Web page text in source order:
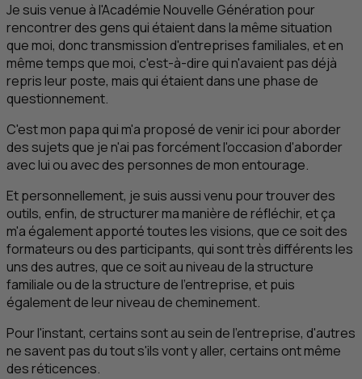
Je suis venue à l'Académie Nouvelle Génération pour
rencontrer des gens qui étaient dans la même situation
que moi, donc transmission d'entreprises familiales, et en
même temps que moi, c'est-à-dire qui n'avaient pas déjà
repris leur poste, mais qui étaient dans une phase de
questionnement.
C'est mon papa qui m'a proposé de venir ici pour aborder
des sujets que je n'ai pas forcément l'occasion d'aborder
avec lui ou avec des personnes de mon entourage.
Et personnellement, je suis aussi venu pour trouver des
outils, enfin, de structurer ma manière de réfléchir, et ça
m'a également apporté toutes les visions, que ce soit des
formateurs ou des participants, qui sont très différents les
uns des autres, que ce soit au niveau de la structure
familiale ou de la structure de l'entreprise, et puis
également de leur niveau de cheminement.
Pour l'instant, certains sont au sein de l'entreprise, d'autres
ne savent pas du tout s'ils vont y aller, certains ont même
des réticences.